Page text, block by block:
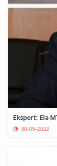
Ekspert: Elə
30-09-2022